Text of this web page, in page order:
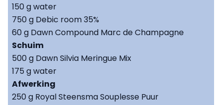
150 g water
750 g Debic room 35%
60 g Dawn Compound Marc de Champagne
Schuim
500 g Dawn Silvia Meringue Mix
175 g water
Afwerking
250 g Royal Steensma Souplesse Puur